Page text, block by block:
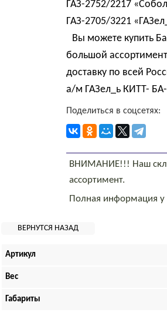
ГАЗ-2752/2217
ГАЗ-2705/3221
Вы можете купить
большой
доставку по всей
а/м ГАЗел_ь КИТТ-
Поделиться в соцсетях:
ВНИМАНИЕ!!! Наш
ассортимент.
Полная информация у
Артикул
Вес
Габариты